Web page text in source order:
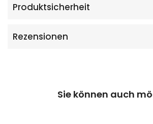
Produktsicherheit
Rezensionen
Sie können auch